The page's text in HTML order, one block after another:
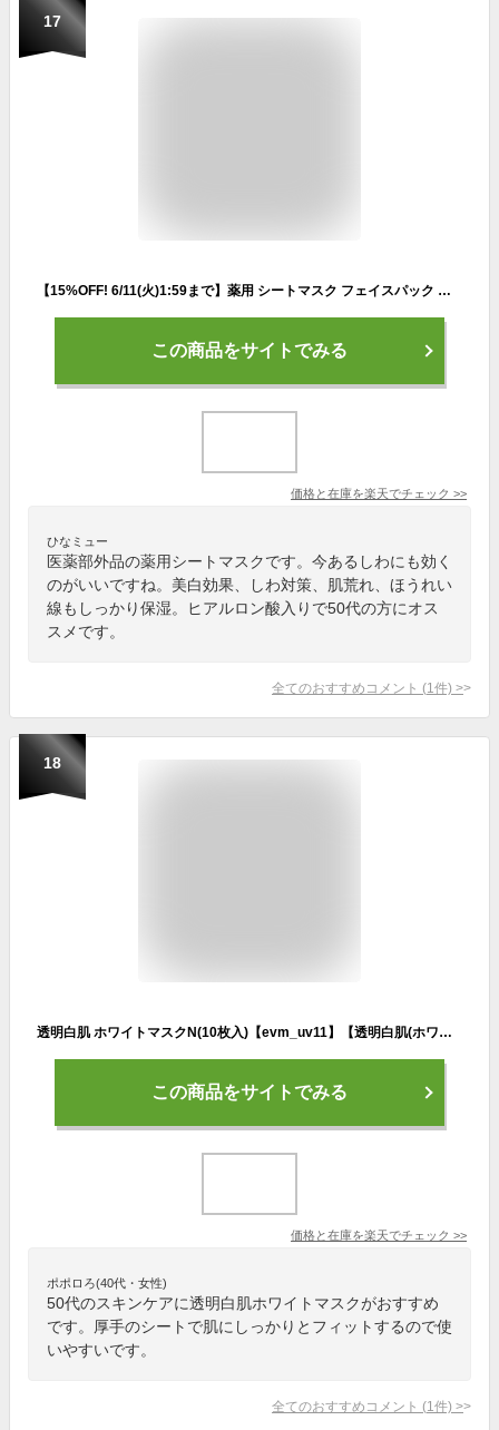
17
【15%OFF! 6/11(火)1:59まで】薬用 シートマスク フェイスパック 大容量 30枚入 医薬部外品 日本製 シワ 改善 美白 シミ 肌荒れ 保湿 ほうれい線 ナイアシンアミド ヒアルロン酸 セラミド コラーゲン 50代 デイリー シートパック パラベンフリー フェイスマスク メディステ
この商品をサイトでみる
価格と在庫を楽天でチェック >>
ひなミュー
医薬部外品の薬用シートマスクです。今あるしわにも効く
のがいいですね。美白効果、しわ対策、肌荒れ、ほうれい
線もしっかり保湿。ヒアルロン酸入りで50代の方にオス
スメです。
全てのおすすめコメント (1 件) >
18
透明白肌 ホワイトマスクN(10枚入)【evm_uv11】【透明白肌(ホワイト)】[乾燥 日焼け ヒアルロン酸 美容液 シートマスク]
この商品をサイトでみる
価格と在庫を楽天でチェック >>
ポポロろ(40代・女性)
50代のスキンケアに透明白肌ホワイトマスクがおすすめ
です。厚手のシートで肌にしっかりとフィットするので使
いやすいです。
全てのおすすめコメント (1 件) >